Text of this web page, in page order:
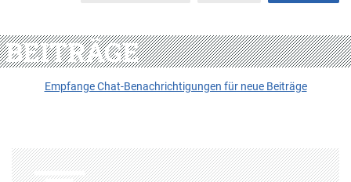
BEITRÄGE
Empfange Chat-Benachrichtigungen für neue Beiträge